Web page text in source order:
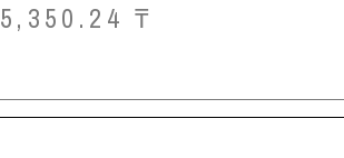
5,350.24₸